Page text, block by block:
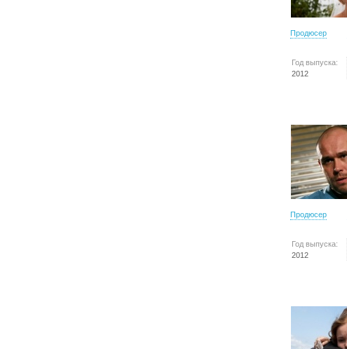
Продюсер
Год выпуска:
2012
Продюсер
Год выпуска:
2012